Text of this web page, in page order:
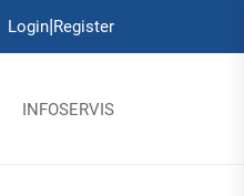
Login|Register
INFOSERVIS